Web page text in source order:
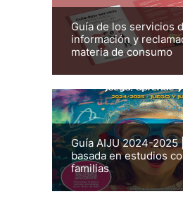
Guía de los servicios
información y
materia de consumo
Guía AIJU 2024-2025
basada en estudios
familias